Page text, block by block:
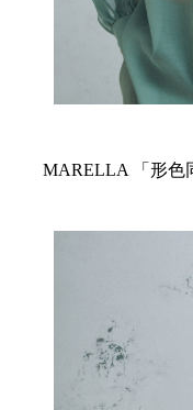
MARELLA 「形